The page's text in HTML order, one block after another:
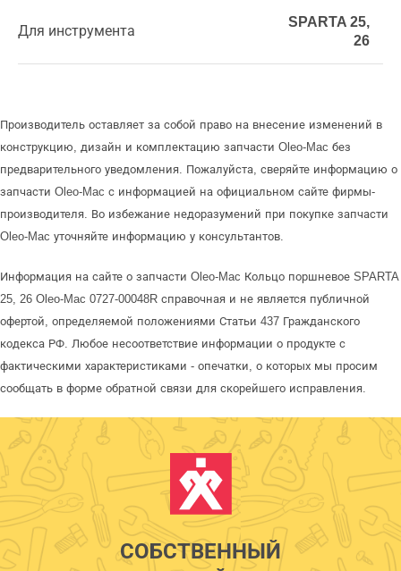
Для инструмента
SPARTA 25,
26
Производитель оставляет за собой право на внесение изменений в
конструкцию, дизайн и комплектацию запчасти Oleo-Mac без
предварительного уведомления. Пожалуйста, сверяйте информацию о
запчасти Oleo-Mac с информацией на официальном сайте фирмы-
производителя. Во избежание недоразумений при покупке запчасти
Oleo-Mac уточняйте информацию у консультантов.
Информация на сайте о запчасти Oleo-Mac Кольцо поршневое SPARTA
25, 26 Oleo-Mac 0727-00048R справочная и не является публичной
офертой, определяемой положениями Статьи 437 Гражданского
кодекса РФ. Любое несоответствие информации о продукте с
фактическими характеристиками - опечатки, о которых мы просим
сообщать в форме обратной связи для скорейшего исправления.
СОБСТВЕННЫЙ